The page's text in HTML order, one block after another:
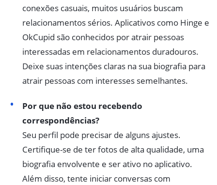
conexões casuais, muitos usuários buscam
relacionamentos sérios. Aplicativos como Hinge e
OkCupid são conhecidos por atrair pessoas
interessadas em relacionamentos duradouros.
Deixe suas intenções claras na sua biografia para
atrair pessoas com interesses semelhantes.
Por que não estou recebendo
correspondências?
Seu perfil pode precisar de alguns ajustes.
Certifique-se de ter fotos de alta qualidade, uma
biografia envolvente e ser ativo no aplicativo.
Além disso, tente iniciar conversas com